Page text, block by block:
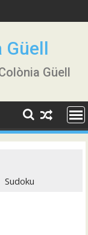
Güell
Güell
Sudoku